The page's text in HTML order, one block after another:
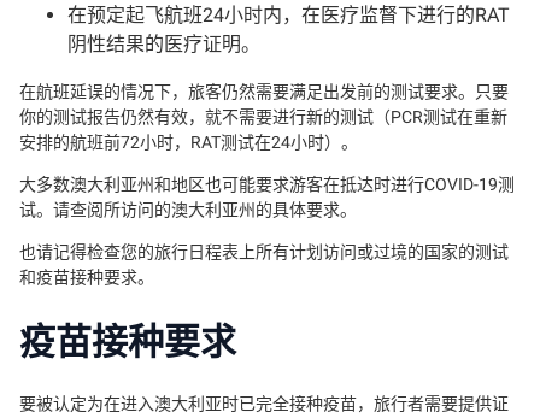
在预定起飞航班24小时内，在医疗监督下进行的RAT
阴性结果的医疗证明。
在航班延误的情况下，旅客仍然需要满足出发前的测试要求。只要
你的测试报告仍然有效，就不需要进行新的测试（PCR测试在重新
安排的航班前72小时，RAT测试在24小时）。
大多数澳大利亚州和地区也可能要求游客在抵达时进行COVID-19测
试。请查阅所访问的澳大利亚州的具体要求。
也请记得检查您的旅行日程表上所有计划访问或过境的国家的测试
和疫苗接种要求。
疫苗接种要求
要被认定为在进入澳大利亚时已完全接种疫苗，旅行者需要提供证